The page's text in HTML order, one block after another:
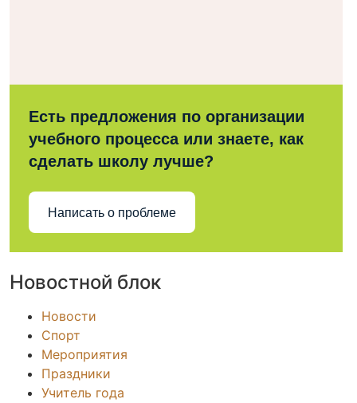
Есть предложения по организации
учебного процесса или знаете, как
сделать школу лучше?
Написать о проблеме
Новостной блок
Новости
Спорт
Мероприятия
Праздники
Учитель года